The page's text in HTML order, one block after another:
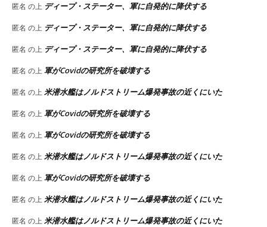
匿名 の上 ディープ・ステーター、軍に自発的に降伏する
匿名 の上 ディープ・ステーター、軍に自発的に降伏する
匿名 の上 ディープ・ステーター、軍に自発的に降伏する
匿名 の上軍がCovidの研究所を破壊する
匿名 の上米潜水艦はノルドストリーム爆発事故の近くにいた
匿名 の上軍がCovidの研究所を破壊する
匿名 の上軍がCovidの研究所を破壊する
匿名 の上米潜水艦はノルドストリーム爆発事故の近くにいた
匿名 の上軍がCovidの研究所を破壊する
匿名 の上米潜水艦はノルドストリーム爆発事故の近くにいた
匿名 の上米潜水艦はノルドストリーム爆発事故の近くにいた